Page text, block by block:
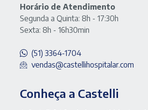
Horário de Atendimento
Segunda a Quinta: 8h - 17:30h
Sexta: 8h - 16h30min
(51) 3364-1704
vendas@castellihospitalar.com
Conheça a Castelli